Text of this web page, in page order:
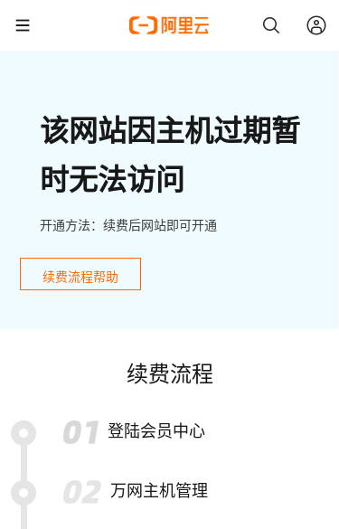
该网站因主机过期暂
时无法访问
开通方法：续费后网站即可开通
续费流程帮助
续费流程
登陆会员中心
万网主机管理